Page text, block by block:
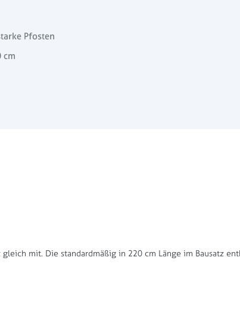
Pfosten
cm
mit. Die standardmäßig in 220 cm Länge im Bausatz